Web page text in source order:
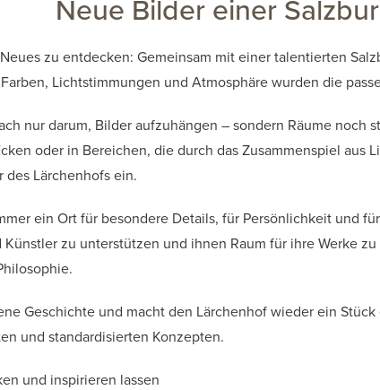
Neue Bilder einer
zu entdecken: Gemeinsam mit einer talentierten
Lichtstimmungen und Atmosphäre wurden die
nur darum, Bilder aufzuhängen – sondern Räume
oder in Bereichen, die durch das Zusammenspiel
des Lärchenhofs ein.
ein Ort für besondere Details, für Persönlichkeit und
zu unterstützen und ihnen Raum für ihre Werke
Geschichte und macht den Lärchenhof wieder ein
und standardisierten Konzepten.
und inspirieren lassen